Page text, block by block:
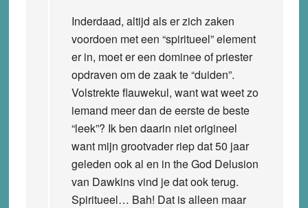
Inderdaad, altijd als er zich zaken
voordoen met een “spiritueel” element
er in, moet er een dominee of priester
opdraven om de zaak te “duiden”.
Volstrekte flauwekul, want wat weet zo
iemand meer dan de eerste de beste
“leek”? Ik ben daarin niet origineel
want mijn grootvader riep dat 50 jaar
geleden ook al en in the God Delusion
van Dawkins vind je dat ook terug.
Spiritueel… Bah! Dat is alleen maar